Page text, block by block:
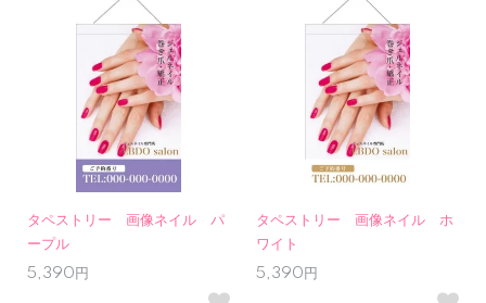
タペストリー 画像ネイル パ
ープル
5,390円
タペストリー 画像ネイル ホ
ワイト
5,390円